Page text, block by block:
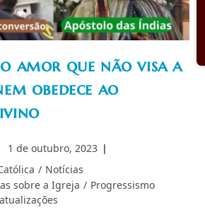
amor que não visa a
obedece ao
Post
1 de outubro, 2023
/ Notícias
sobre a Igreja / Progressismo